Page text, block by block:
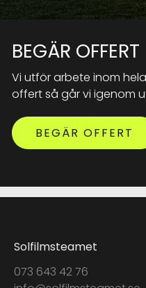
BEGÄR OFFERT
Vi utför arbete inom
offert så går vi igenom
BEGÄR OFFERT
Solfilmsteamet
073 643 42 76